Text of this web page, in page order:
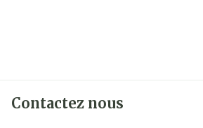
Contactez nous